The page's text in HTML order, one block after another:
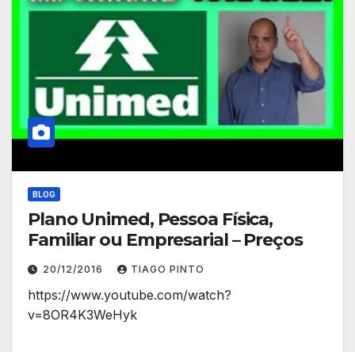
BLOG
Plano Unimed, Pessoa Física,
Familiar ou Empresarial – Preços
20/12/2016 TIAGO PINTO
https://www.youtube.com/watch?
v=8OR4K3WeHyk